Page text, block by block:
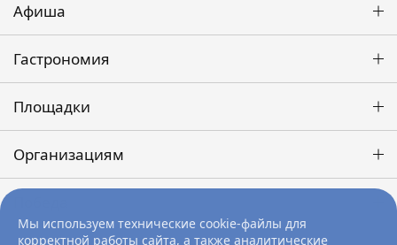
Мы используем технические cookie-файлы для
корректной работы сайта, а также аналитические
Афиша
Гастрономия
Площадки
Организациям